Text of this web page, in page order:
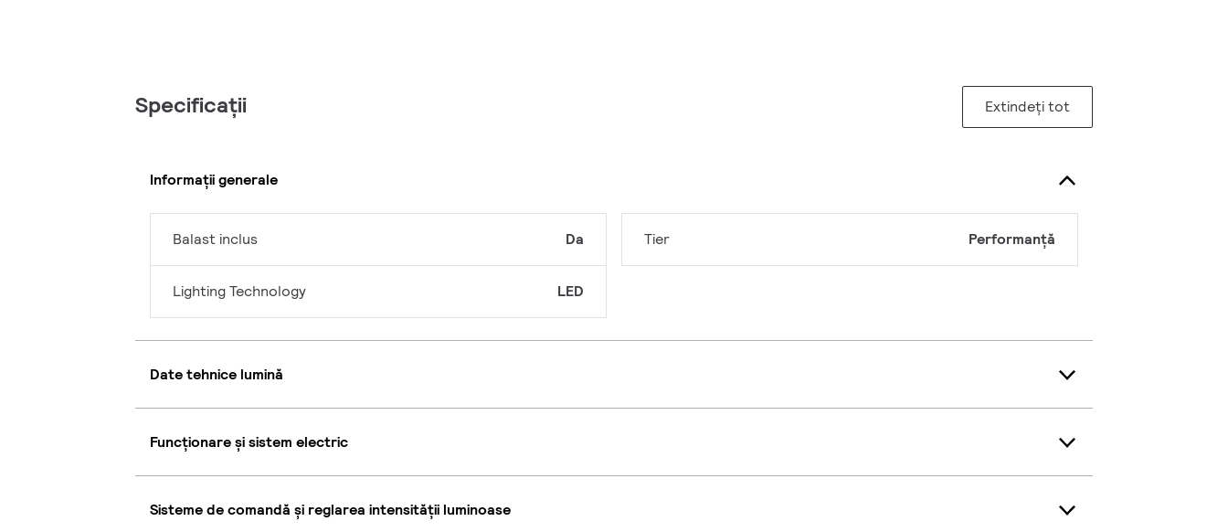
Specificații Extindeți tot
Informații generale
Balast inclus Da
Lighting Technology LED
Tier Performanță
Date tehnice lumină
Funcționare și sistem electric
Sisteme de comandă și reglarea intensității luminoase